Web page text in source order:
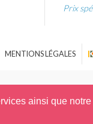
ainsi que
Prix
MENTIONS LÉGALES